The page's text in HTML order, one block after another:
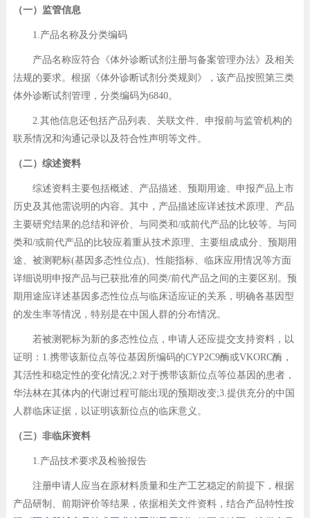
（一）监管信息
1.产品名称及分类编码
产品名称应符合《体外诊断试剂注册与备案管理办法》及相关
法规的要求。根据《体外诊断试剂分类规则》，该产品按照第三类
体外诊断试剂管理，分类编码为6840。
2.其他信息还包括产品列表、关联文件、申报前与监管机构的
联系情况和沟通记录以及符合性声明等文件。
（二）综述资料
综述资料主要包括概述、产品描述、预期用途、申报产品上市
历史及其他需说明的内容。其中，产品描述应详述技术原理、产品
主要研究结果的总结和评价、与同类和/或前代产品的比较等。与同
类和/或前代产品的比较应着重从技术原理、主要组成成分、预期用
途、被测靶标(基因多态性位点)、性能指标、临床应用情况等方面
详细说明申报产品与已获批准的同类/前代产品之间的主要区别。预
期用途应详述基因多态性位点与临床适应证的关系，明确各基因型
的发生率等情况，特别是在中国人群的分布情况。
若被测靶标为新的多态性位点，申请人还应提交支持资料，以
证明：1.携带该新位点等位基因所编码的CYP2C9酶或VKORC酶，
其活性和稳定性的变化情况;2.对于携带该新位点等位基因的患者，
华法林在其体内的代谢过程可能出现的预期改变;3.提供充分的中国
人群临床证据，以证明该新位点的临床意义。
（三）非临床资料
1.产品技术要求及检验报告
注册申请人应当在原材料质量和生产工艺稳定的前提下，根据
产品研制、前期评价等结果，依据相关文件资料，结合产品特性按